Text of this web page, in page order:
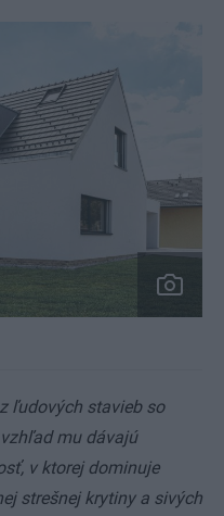
ľudových stavieb so
mu dávajú
v ktorej dominuje
strešnej krytiny a sivých